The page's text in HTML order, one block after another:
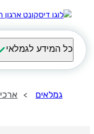
כל המידע לגמלאי
גמלאים